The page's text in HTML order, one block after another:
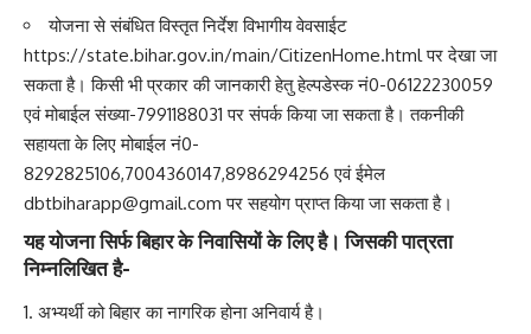
योजना से संबंधित विस्तृत निर्देश विभागीय वेवसाईट
https://state.bihar.gov.in/main/CitizenHome.htmlपर देखा जा
सकता है। किसी भी प्रकार की जानकारी हेतु हेल्पडेस्क नं0-06122230059
एवं मोबाईल संख्या-7991188031 पर संपर्क किया जा सकता है। तकनीकी
सहायता के लिए मोबाईल नं0-
8292825106,7004360147,8986294256 एवं ईमेल
dbtbiharapp@gmail.com पर सहयोग प्राप्त किया जा सकता है।
यह योजना सिर्फ बिहार के निवासियों के लिए है। जिसकी पात्रता
निम्नलिखित है-
अभ्यर्थी को बिहार का नागरिक होना अनिवार्य है।